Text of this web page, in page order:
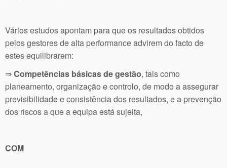
Vários estudos apontam para que os resultados obtidos
pelos gestores de alta performance advirem do facto de
estes equilibrarem:
⇒Competências básicas de gestão, tais como
planeamento, organização e controlo, de modo a assegurar
previsibilidade e consistência dos resultados, e a prevenção
dos riscos a que a equipa está sujeita,
COM